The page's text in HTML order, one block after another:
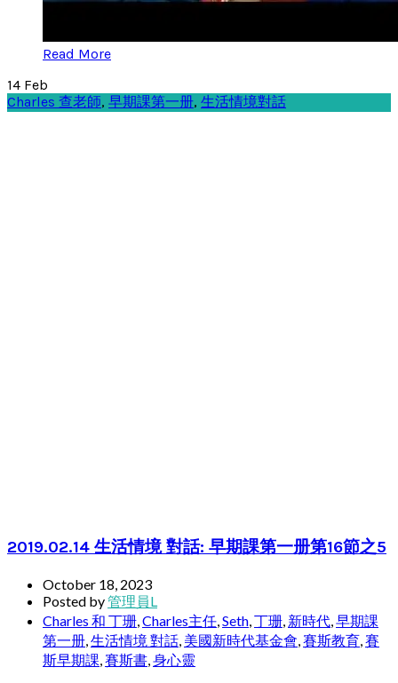
Read More
14 Feb
Charles 查老師, 早期課第一册, 生活情境對話
2019.02.14 生活情境 對話: 早期課第一册第16節之5
October 18, 2023
Posted by管理員L
Charles 和 丁珊,Charles主任,Seth,丁珊, 新時代,早期課
第一册,生活情境 對話, 美國新時代基金會,賽斯教育,賽
斯早期課,賽斯書,身心靈